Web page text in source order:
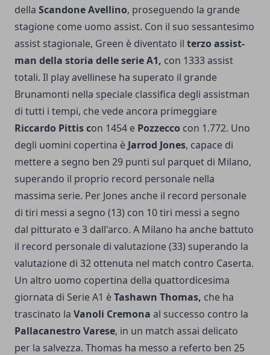
della Scandone Avellino, proseguendo la grande
stagione come uomo assist. Con il suo sessantesimo
assist stagionale, Green è diventato il terzo assist-
man della storia delle serie A1, con 1333 assist
totali. Il play avellinese ha superato il grande
Brunamonti nella speciale classifica degli assistman
di tutti i tempi, che vede ancora primeggiare
Riccardo Pittis con 1454 e Pozzecco con 1.772. Uno
degli uomini copertina è Jarrod Jones, capace di
mettere a segno ben 29 punti sul parquet di Milano,
superando il proprio record personale nella
massima serie. Per Jones anche il record personale
di tiri messi a segno (13) con 10 tiri messi a segno
dal pitturato e 3 dall'arco. A Milano ha anche battuto
il record personale di valutazione (33) superando la
valutazione di 32 ottenuta nel match contro Caserta.
Un altro uomo copertina della quattordicesima
giornata di Serie A1 èTashawn Thomas, che ha
trascinato la Vanoli Cremona al successo contro la
Pallacanestro Varese, in un match assai delicato
per la salvezza. Thomas ha messo a referto ben 25